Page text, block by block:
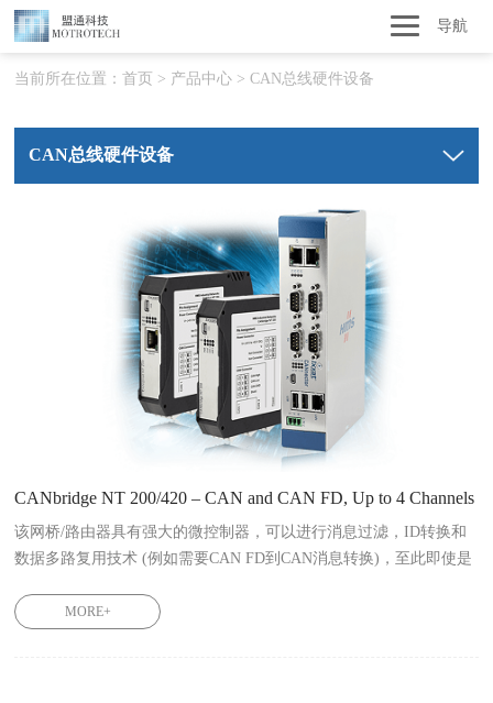
导航
当前所在位置：首页 > 产品中心 >CAN总线硬件设备
CAN总线硬件设备
CANbridge NT 200/420 – CAN and CAN FD, Up to 4 Channels
该网桥/路由器具有强大的微控制器，可以进行消息过滤，ID转换和
数据多路复用技术 (例如需要CAN FD到CAN消息转换)，至此即使是
CANbridge NT200 1.01.0331.20000
MORE+